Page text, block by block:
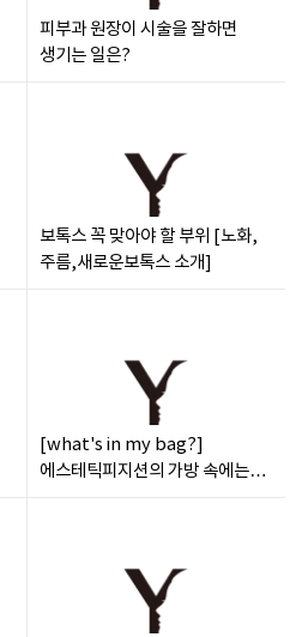
피부과 원장이 시술을 잘하면
생기는 일은?
보톡스 꼭 맞아야 할 부위 [노화,
주름,새로운보톡스 소개]
[what's in my bag?]
에스테틱피지션의 가방 속에는